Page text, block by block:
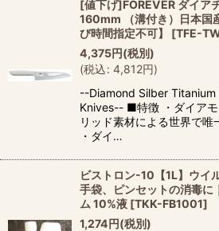
[値下げ]FOREVER ダイア
160mm （溝付き）日本国
び時間指定不可】
[TFE-
4,375円(税別)
(税込: 4,812円)
--Diamond Silber
Knives-- ■特徴 ・ダイア
リッド素材による世界で唯
・ダイ…
ビストロン-10【1L】ウイ
手袋、ピンセットの消毒に
ム 10%液 [TKK-FB1001]
1,274円(税別)